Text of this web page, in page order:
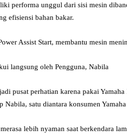
performa unggul dari sisi mesin
efisiensi bahan bakar.
Assist Start, membantu mesin
langsung oleh Pengguna, Nabila
pusat perhatian karena pakai
satu diantara konsumen
lebih nyaman saat berkendara